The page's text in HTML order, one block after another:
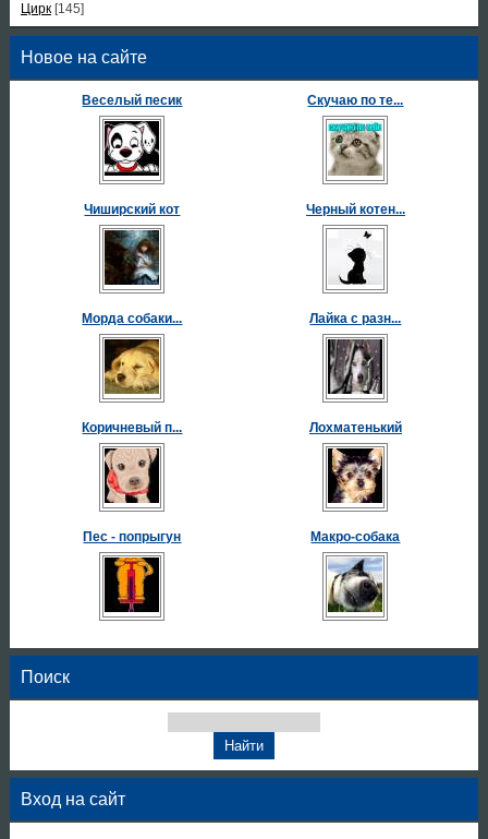
Цирк [145]
Новое на сайте
Веселый песик Скучаю по те...
Чиширский кот Черный котен...
Морда собаки... Лайка с разн...
Коричневый п... Лохматенький
Пес - попрыгун Макро-собака
Поиск
Вход на сайт